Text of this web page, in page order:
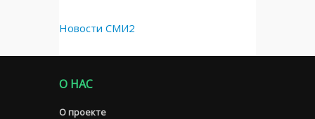
Новости СМИ2
О НАС
О проекте